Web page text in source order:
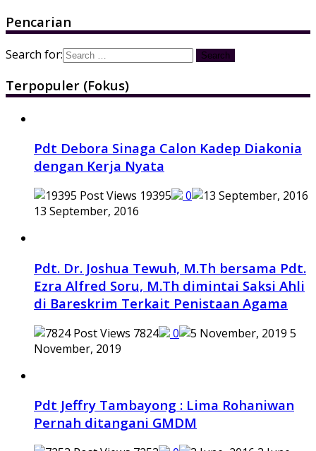
Pencarian
Search for:
Terpopuler (Fokus)
Pdt Debora Sinaga Calon Kadep Diakonia
dengan Kerja Nyata
19395
0
13 September, 2016
Pdt. Dr. Joshua Tewuh, M.Th bersama Pdt.
Ezra Alfred Soru, M.Th dimintai Saksi Ahli
di Bareskrim Terkait Penistaan Agama
7824 0
5
November, 2019
Pdt Jeffry Tambayong : Lima Rohaniwan
Pernah ditangani GMDM